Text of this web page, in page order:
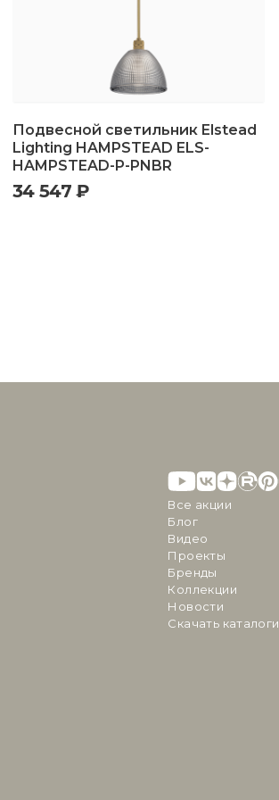
Подвесной светильник Elstead
Lighting HAMPSTEAD ELS-
HAMPSTEAD-P-PNBR
34 547 ₽
Все акции
Блог
Видео
Проекты
Бренды
Коллекции
Новости
Скачать каталоги